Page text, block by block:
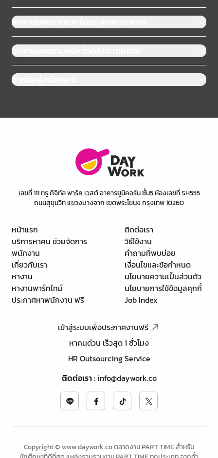
หางานแยกตามเขตในกรุงเทพมหานคร
หางานแยกตามจังหวัดในประเทศไทย
สำหรับผู้สมัครงาน
เลขที่ 111 ทรู ดิจิทัล พาร์ค เวสต์ อาคารยูนิคอร์น ชั้น5 ห้องเลขที่ SH555
ถนนสุขุมวิท แขวงบางจาก เขตพระโขนง กรุงเทพ 10260
หน้าแรก
บริการหาคน ช่วยจัดการ
พนักงาน
เกี่ยวกับเรา
หางาน
หางานพาร์ทไทม์
ประกาศหาพนักงาน ฟรี
ติดต่อเรา
วิธีใช้งาน
คำถามที่พบบ่อย
เงื่อนไขและข้อกำหนด
นโยบายความเป็นส่วนตัว
นโยบายการใช้ข้อมูลคุกกี้
Job Index
เข้าสู่ระบบเพื่อประกาศงานฟรี
หาคนด่วน เร็วสุด 1 ชั่วโมง
HR Outsourcing Service
ติดต่อเรา:info@daywork.co
Copyright © www.daywork.co ตลาดงาน PART TIME สำหรับ